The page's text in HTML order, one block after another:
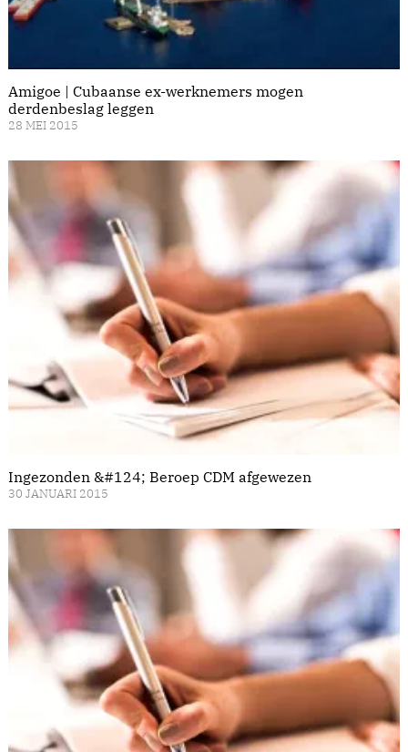
Amigoe | Cubaanse ex-werknemers mogen
derdenbeslag leggen
28 MEI 2015
Ingezonden &#124; Beroep CDM afgewezen
30 JANUARI 2015